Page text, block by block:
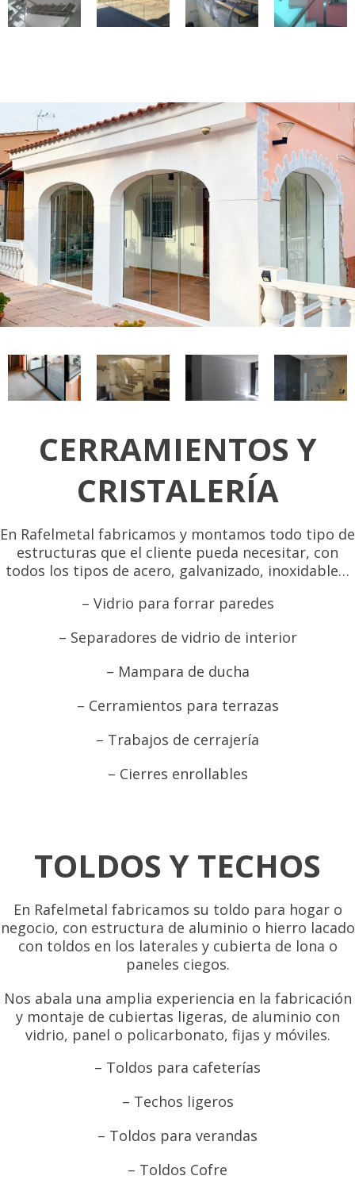
CERRAMIENTOS Y
CRISTALERÍA
En Rafelmetal fabricamos y montamos todo tipo de
estructuras que el cliente pueda necesitar, con
todos los tipos de acero, galvanizado, inoxidable…
– Vidrio para forrar paredes
– Separadores de vidrio de interior
– Mampara de ducha
– Cerramientos para terrazas
– Trabajos de cerrajería
– Cierres enrollables
TOLDOS Y TECHOS
En Rafelmetal fabricamos su toldo para hogar o
negocio, con estructura de aluminio o hierro lacado
con toldos en los laterales y cubierta de lona o
paneles ciegos.
Nos abala una amplia experiencia en la fabricación
y montaje de cubiertas ligeras, de aluminio con
vidrio, panel o policarbonato, fijas y móviles.
– Toldos para cafeterías
– Techos ligeros
– Toldos para verandas
– Toldos Cofre